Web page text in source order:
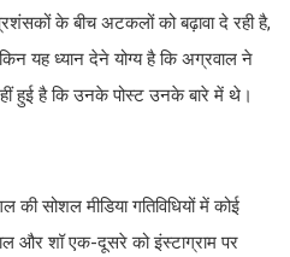
के बीच अटकलों को बढ़ावा दे रही है,
यह ध्यान देने योग्य है कि अग्रवाल ने
हुई है कि उनके पोस्ट उनके बारे में थे।
सोशल मीडिया गतिविधियों में कोई
और शॉ एक-दूसरे को इंस्टाग्राम पर